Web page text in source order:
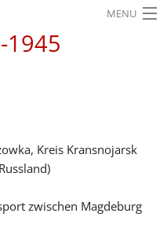
MENU
1945
Kreis Kransnojarsk
zwischen Magdeburg